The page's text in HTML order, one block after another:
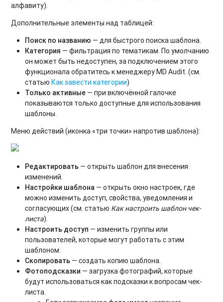
алфавиту).
Дополнительные элементы над таблицей:
Поиск по названию — для быстрого поиска шаблона.
Категория — фильтрация по тематикам. По умолчанию
он может быть недоступен, за подключением этого
функционала обратитесь к менеджеру MD Audit. (см.
статьюКак завести категории)
Только активные — при включённой галочке
показываются только доступные для использования
шаблоны.
Меню действий (иконка «три точки» напротив шаблона):
Редактировать — открыть шаблон для внесения
изменений.
Настройки шаблона — открыть окно настроек, где
можно изменить доступ, свойства, уведомления и
согласующих (см. статью Как настроить шаблон чек-
листа).
Настроить доступ — изменить группы или
пользователей, которые могут работать с этим
шаблоном.
Скопировать — создать копию шаблона.
Фотоподсказки — загрузка фотографий, которые
будут использоваться как подсказки к вопросам чек-
листа.